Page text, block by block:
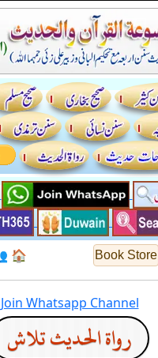
Book Store
🏠
Join Whatsapp Channel
رواة الحديث تلاش